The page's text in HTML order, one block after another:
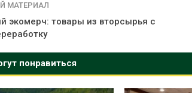
МАТЕРИАЛ
экомерч: товары из вторсырья с
понравиться